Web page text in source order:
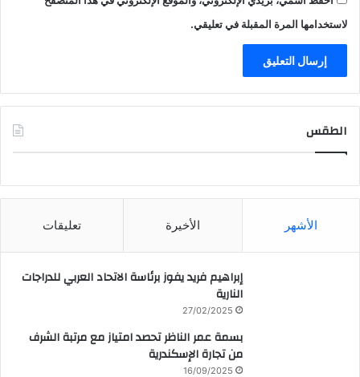
لاستخدامها المرة المقبلة في تعليقي.
الطقس
الأشهر الأخيرة تعليقات
إبراهيم فريد يفوز برئاسة الاتحاد العربي للدراجات
النارية
27/02/2025
بسمة عمر الناظر تحصد امتياز مع مرتبة الشرف
من تجارة الإسكندرية
16/09/2025